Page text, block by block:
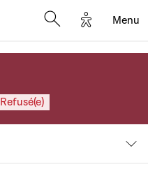
Options
Menu
Refusé(e)